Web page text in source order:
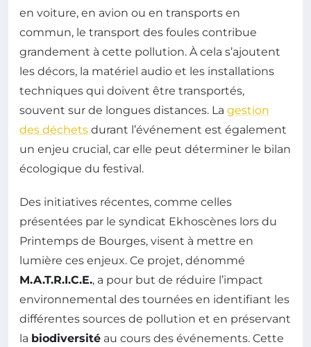
en voiture, en avion ou en transports en
commun, le transport des foules contribue
grandement à cette pollution. À cela s’ajoutent
les décors, la matériel audio et les installations
techniques qui doivent être transportés,
souvent sur de longues distances. La gestion
des déchets durant l’événement est également
un enjeu crucial, car elle peut déterminer le bilan
écologique du festival.
Des initiatives récentes, comme celles
présentées par le syndicat Ekhoscènes lors du
Printemps de Bourges, visent à mettre en
lumière ces enjeux. Ce projet, dénommé
M.A.T.R.I.C.E., a pour but de réduire l’impact
environnemental des tournées en identifiant les
différentes sources de pollution et en préservant
la biodiversité au cours des événements. Cette